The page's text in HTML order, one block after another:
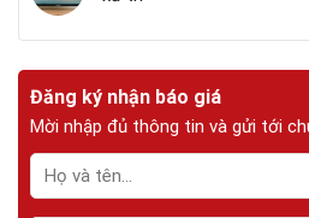
Đăng ký nhận báo giá
Mời nhập đủ thông tin và gửi tới